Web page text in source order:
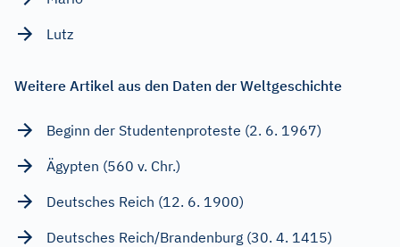
Lutz
Weitere Artikel aus den Daten der Weltgeschichte
Beginn der Studentenproteste (2. 6. 1967)
Ägypten (560 v. Chr.)
Deutsches Reich (12. 6. 1900)
Deutsches Reich/Brandenburg (30. 4. 1415)